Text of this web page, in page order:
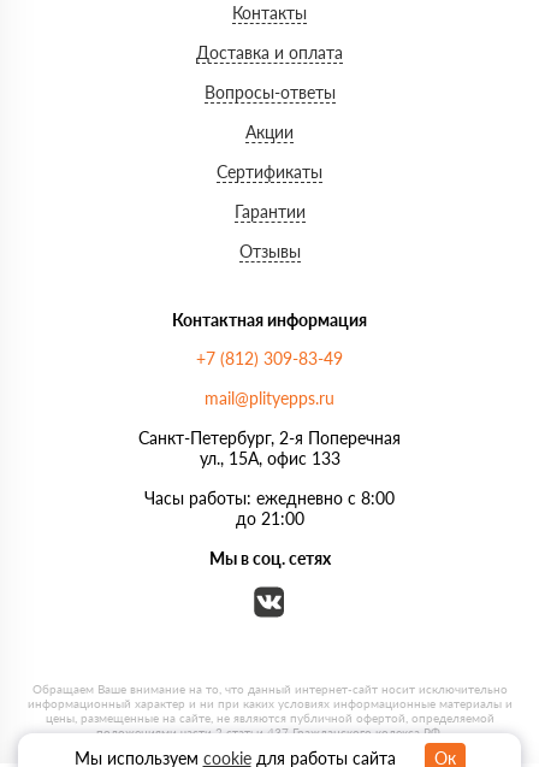
Контакты
Доставка и оплата
Вопросы-ответы
Акции
Сертификаты
Гарантии
Отзывы
Контактная информация
+7 (812) 309-83-49
mail@plityepps.ru
Санкт-Петербург, 2-я Поперечная
ул., 15А, офис 133
Часы работы: ежедневно с 8:00
до 21:00
Мы в соц. сетях
Мы используем cookieдля работы сайта Ок